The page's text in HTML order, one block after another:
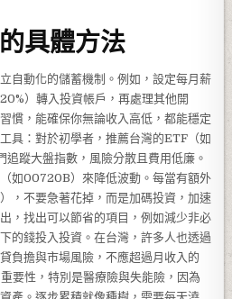
具體方法
自動化的儲蓄機制。例如，設定每月薪
）轉入投資帳戶，再處理其他開
慣，能確保你無論收入高低，都能穩定
具：對於初學者，推薦台灣的ETF（如
蹤大盤指數，風險分散且費用低廉。
如00720B）來降低波動。每當有額外
，不要急著花掉，而是加碼投資，加速
，找出可以節省的項目，例如減少非必
的錢投入投資。在台灣，許多人也透過
負擔與市場風險，不應超過月收入的
要性，特別是醫療險與失能險，因為